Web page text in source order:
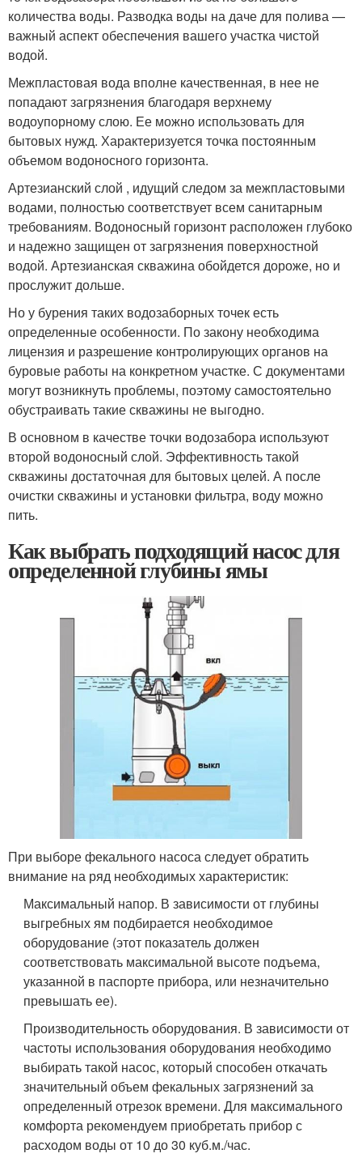
количества воды. Разводка воды на даче для полива —
важный аспект обеспечения вашего участка чистой
водой.
Межпластовая вода вполне качественная, в нее не
попадают загрязнения благодаря верхнему
водоупорному слою. Ее можно использовать для
бытовых нужд. Характеризуется точка постоянным
объемом водоносного горизонта.
Артезианский слой , идущий следом за межпластовыми
водами, полностью соответствует всем санитарным
требованиям. Водоносный горизонт расположен глубоко
и надежно защищен от загрязнения поверхностной
водой. Артезианская скважина обойдется дороже, но и
прослужит дольше.
Но у бурения таких водозаборных точек есть
определенные особенности. По закону необходима
лицензия и разрешение контролирующих органов на
буровые работы на конкретном участке. С документами
могут возникнуть проблемы, поэтому самостоятельно
обустраивать такие скважины не выгодно.
В основном в качестве точки водозабора используют
второй водоносный слой. Эффективность такой
скважины достаточная для бытовых целей. А после
очистки скважины и установки фильтра, воду можно
пить.
Как выбрать подходящий насос для
определенной глубины ямы
При выборе фекального насоса следует обратить
внимание на ряд необходимых характеристик:
Максимальный напор. В зависимости от глубины
выгребных ям подбирается необходимое
оборудование (этот показатель должен
соответствовать максимальной высоте подъема,
указанной в паспорте прибора, или незначительно
превышать ее).
Производительность оборудования. В зависимости от
частоты использования оборудования необходимо
выбирать такой насос, который способен откачать
значительный объем фекальных загрязнений за
определенный отрезок времени. Для максимального
комфорта рекомендуем приобретать прибор с
расходом воды от 10 до 30 куб.м./час.